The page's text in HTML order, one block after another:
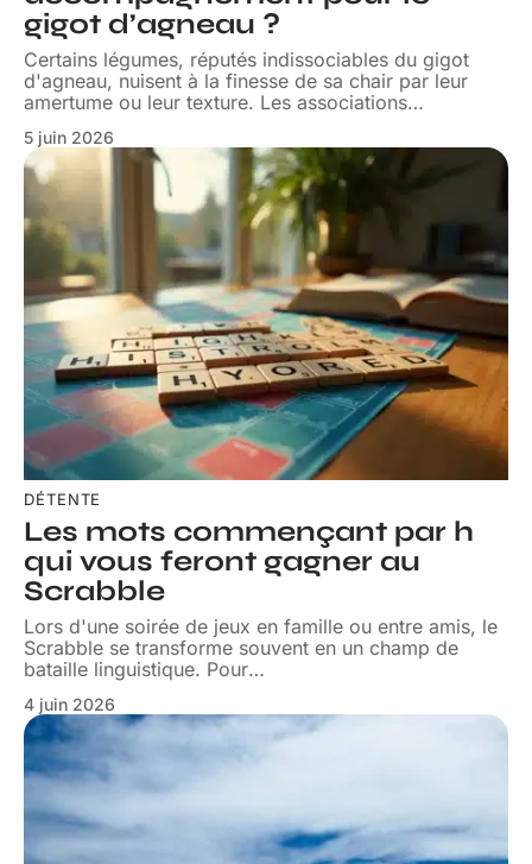
gigot d’agneau ?
Certains légumes, réputés indissociables du gigot
d'agneau, nuisent à la finesse de sa chair par leur
amertume ou leur texture. Les associations…
5 juin 2026
DÉTENTE
Les mots commençant par h
qui vous feront gagner au
Scrabble
Lors d'une soirée de jeux en famille ou entre amis, le
Scrabble se transforme souvent en un champ de
bataille linguistique. Pour…
4 juin 2026